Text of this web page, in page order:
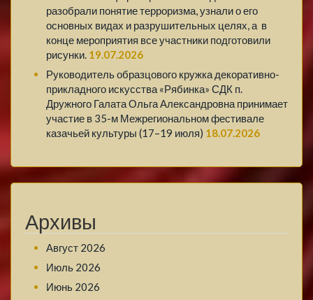
разобрали понятие терроризма, узнали о его
основных видах и разрушительных целях, а в
конце мероприятия все участники подготовили
рисунки. 19.07.2026
Руководитель образцового кружка декоративно-
прикладного искусства «Рябинка» СДК п.
Дружного Галата Ольга Александровна принимает
участие в 35-м Межрегиональном фестивале
казачьей культуры (17–19 июля) 18.07.2026
Архивы
Август 2026
Июль 2026
Июнь 2026